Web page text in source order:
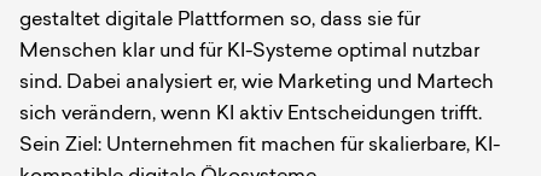
gestaltet digitale Plattformen so, dass sie für
Menschen klar und für KI-Systeme optimal nutzbar
sind. Dabei analysiert er, wie Marketing und Martech
sich verändern, wenn KI aktiv Entscheidungen trifft.
Sein Ziel: Unternehmen fit machen für skalierbare, KI-